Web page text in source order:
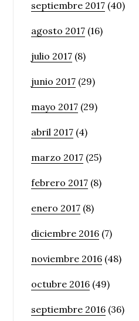
septiembre 2017 (40)
agosto 2017 (16)
julio 2017 (8)
junio 2017 (29)
mayo 2017 (29)
abril 2017 (4)
marzo 2017 (25)
febrero 2017 (8)
enero 2017 (8)
diciembre 2016 (7)
noviembre 2016 (48)
octubre 2016 (49)
septiembre 2016 (36)